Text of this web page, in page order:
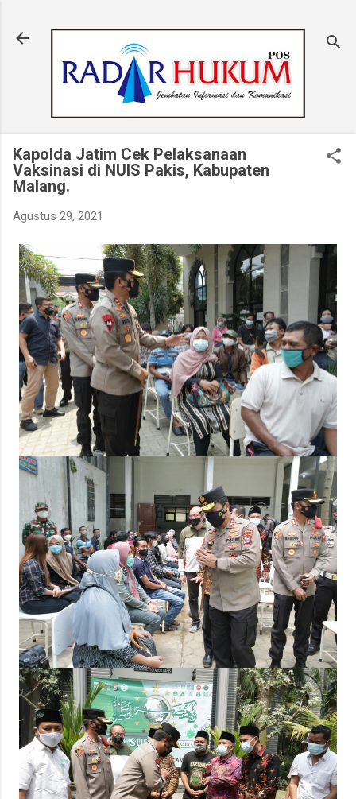
Kapolda Jatim Cek Pelaksanaan
Vaksinasi di NUIS Pakis, Kabupaten
Malang.
Agustus 29, 2021